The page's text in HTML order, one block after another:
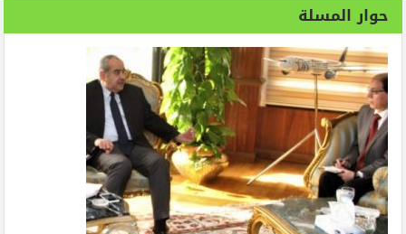
حوار المسلة